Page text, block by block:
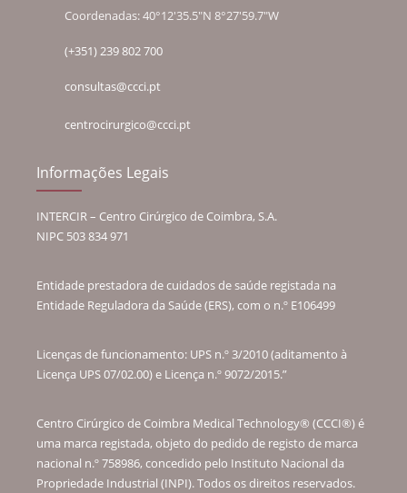
Coordenadas: 40°12'35.5"N 8°27'59.7"W
(+351) 239 802 700
consultas@ccci.pt
centrocirurgico@ccci.pt
Informações Legais
INTERCIR – Centro Cirúrgico de Coimbra, S.A.
NIPC 503 834 971
Entidade prestadora de cuidados de saúde registada na
Entidade Reguladora da Saúde (ERS), com o n.º E106499
Licenças de funcionamento: UPS n.º 3/2010 (aditamento à
Licença UPS 07/02.00) e Licença n.º 9072/2015.”
Centro Cirúrgico de Coimbra Medical Technology® (CCCI®) é
uma marca registada, objeto do pedido de registo de marca
nacional n.º 758986, concedido pelo Instituto Nacional da
Propriedade Industrial (INPI). Todos os direitos reservados.